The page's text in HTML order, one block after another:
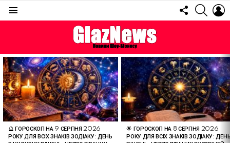
FOLLOW
US
ОСТАННІ
СТАТТІ
🔮 ГОРОСКОП НА 9 СЕРПНЯ 2026
РОКУ ДЛЯ ВСІХ ЗНАКІВ ЗОДІАКУ: ДЕНЬ
🌟 ГОРОСКОП НА 8 СЕРПНЯ 2026
РОКУ ДЛЯ ВСІХ ЗНАКІВ ЗОДІАКУ: